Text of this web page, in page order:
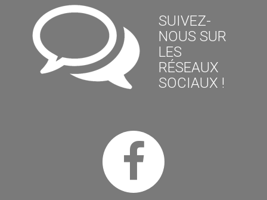
SUIVEZ-
NOUS SUR
LES
RÉSEAUX
SOCIAUX !